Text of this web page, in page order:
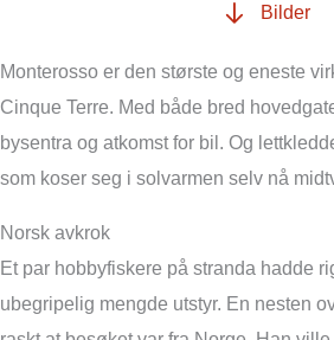
Bilder
Monterosso er den største og eneste
Cinque Terre. Med både bred
bysentra og atkomst for bil. Og
som koser seg i solvarmen selv nå
Norsk avkrok
Et par hobbyfiskere på stranda hadde
ubegripelig mengde utstyr. En nesten